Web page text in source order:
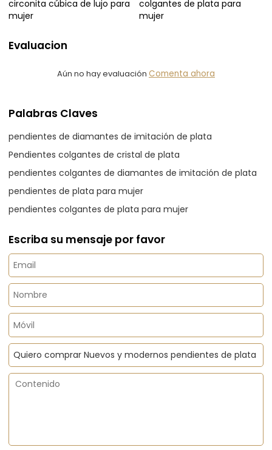
circonita cúbica de lujo para
mujer
colgantes de plata para
mujer
Evaluacion
Aún no hay evaluación Comenta ahora
Palabras Claves
pendientes de diamantes de imitación de plata
Pendientes colgantes de cristal de plata
pendientes colgantes de diamantes de imitación de plata
pendientes de plata para mujer
pendientes colgantes de plata para mujer
Escriba su mensaje por favor